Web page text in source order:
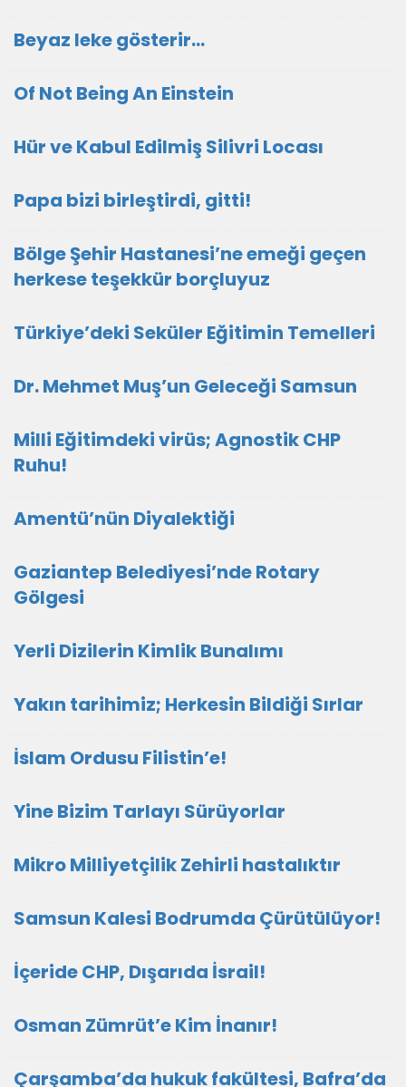
Beyaz leke gösterir…
Of Not Being An Einstein
Hür ve Kabul Edilmiş Silivri Locası
Papa bizi birleştirdi, gitti!
Bölge Şehir Hastanesi’ne emeği geçen
herkese teşekkür borçluyuz
Türkiye’deki Seküler Eğitimin Temelleri
Dr. Mehmet Muş’un Geleceği Samsun
Milli Eğitimdeki virüs; Agnostik CHP
Ruhu!
Amentü’nün Diyalektiği
Gaziantep Belediyesi’nde Rotary
Gölgesi
Yerli Dizilerin Kimlik Bunalımı
Yakın tarihimiz; Herkesin Bildiği Sırlar
İslam Ordusu Filistin’e!
Yine Bizim Tarlayı Sürüyorlar
Mikro Milliyetçilik Zehirli hastalıktır
Samsun Kalesi Bodrumda Çürütülüyor!
İçeride CHP, Dışarıda İsrail!
Osman Zümrüt’e Kim İnanır!
Çarşamba’da hukuk fakültesi, Bafra’da